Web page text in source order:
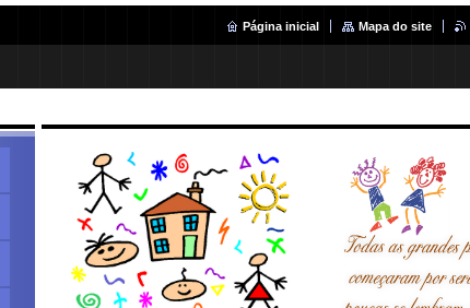
Página inicial Mapa do site